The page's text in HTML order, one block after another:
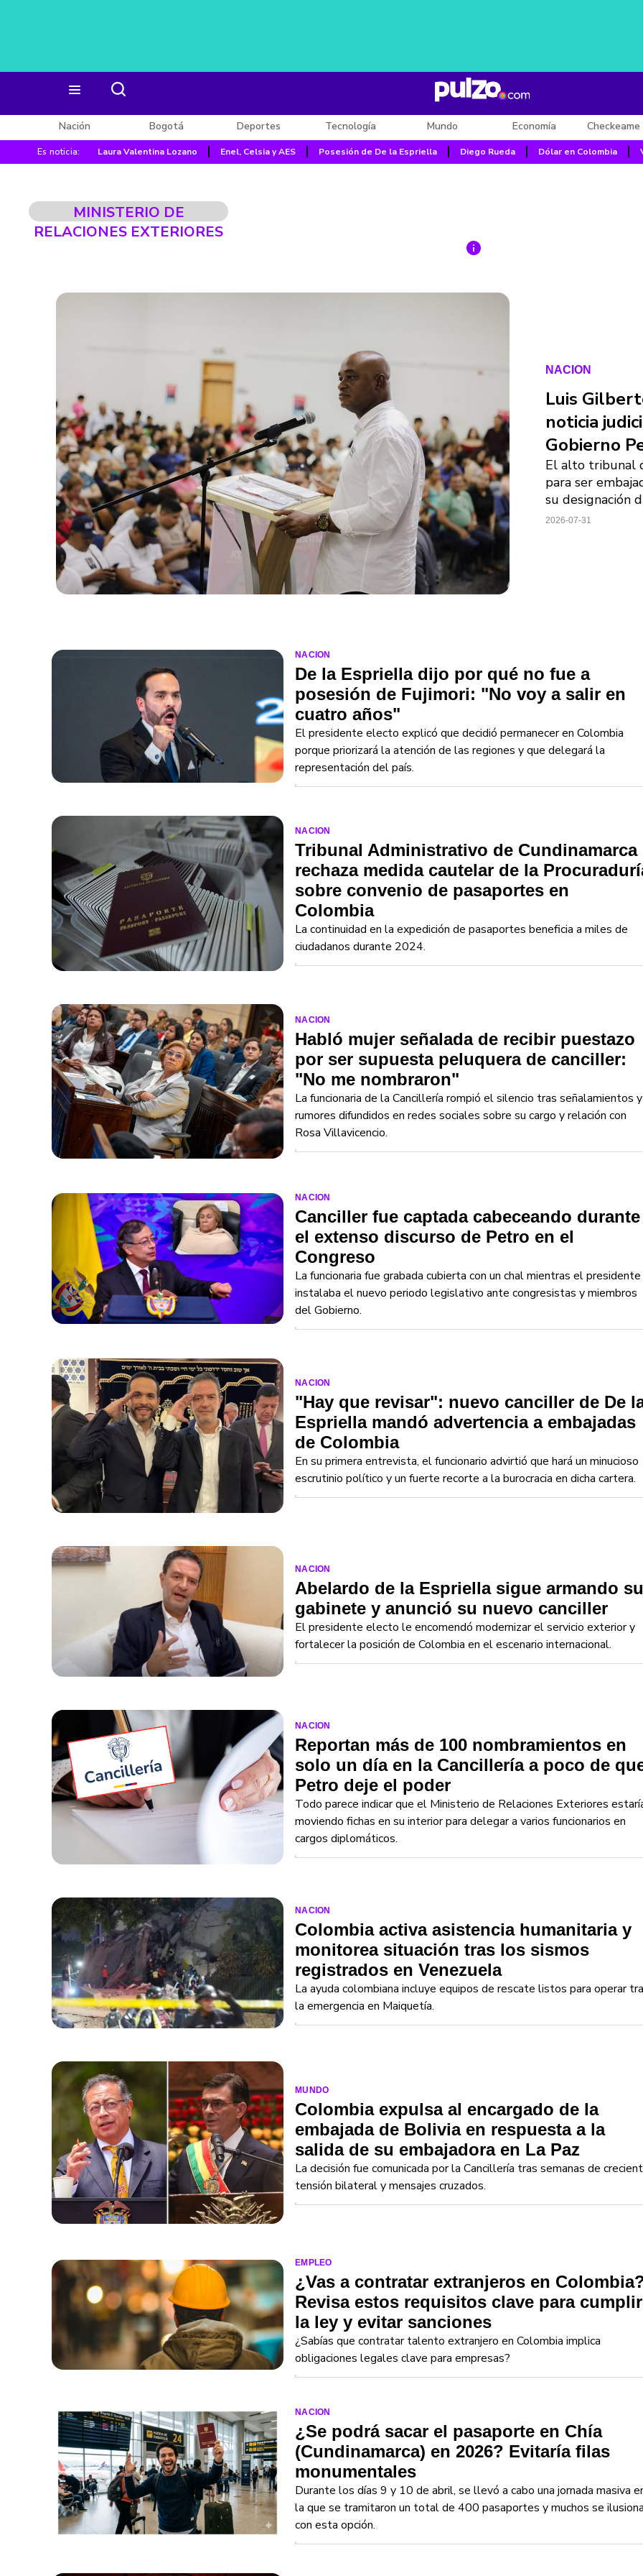
Nación Bogotá Deportes Tecnología Mundo Economía
Es noticia: Laura Valentina Lozano Enel, Celsia y AES Posesión de De la Espriella Diego Rueda Dólar en Colombia
MINISTERIO DE
RELACIONES EXTERIORES
NACION
Luis
noticia
Gobierno
El alto tribunal
para ser
su designación
2026-07-31
NACION
De la Espriella dijo por qué no fue a
posesión de Fujimori: "No voy a salir en
cuatro años"
El presidente electo explicó que decidió permanecer en Colombia
porque priorizará la atención de las regiones y que delegará la
representación del país.
NACION
Tribunal Administrativo de Cundinamarca
rechaza medida cautelar de la
sobre convenio de pasaportes en
Colombia
La continuidad en la expedición de pasaportes beneficia a miles de
ciudadanos durante 2024.
NACION
Habló mujer señalada de recibir puestazo
por ser supuesta peluquera de canciller:
"No me nombraron"
La funcionaria de la Cancillería rompió el silencio tras señalamientos y
rumores difundidos en redes sociales sobre su cargo y relación con
Rosa Villavicencio.
NACION
Canciller fue captada cabeceando durante
el extenso discurso de Petro en el
Congreso
La funcionaria fue grabada cubierta con un chal mientras el presidente
instalaba el nuevo periodo legislativo ante congresistas y miembros
del Gobierno.
NACION
"Hay que revisar": nuevo canciller de De
Espriella mandó advertencia a embajadas
de Colombia
En su primera entrevista, el funcionario advirtió que hará un minucioso
escrutinio político y un fuerte recorte a la burocracia en dicha cartera.
NACION
Abelardo de la Espriella sigue armando su
gabinete y anunció su nuevo canciller
El presidente electo le encomendó modernizar el servicio exterior y
fortalecer la posición de Colombia en el escenario internacional.
NACION
Reportan más de 100 nombramientos en
solo un día en la Cancillería a poco de
Petro deje el poder
Todo parece indicar que el Ministerio de Relaciones Exteriores
moviendo fichas en su interior para delegar a varios funcionarios en
cargos diplomáticos.
NACION
Colombia activa asistencia humanitaria y
monitorea situación tras los sismos
registrados en Venezuela
La ayuda colombiana incluye equipos de rescate listos para operar
la emergencia en Maiquetía.
MUNDO
Colombia expulsa al encargado de la
embajada de Bolivia en respuesta a la
salida de su embajadora en La Paz
La decisión fue comunicada por la Cancillería tras semanas de
tensión bilateral y mensajes cruzados.
EMPLEO
¿Vas a contratar extranjeros en
Revisa estos requisitos clave para cumplir
la ley y evitar sanciones
¿Sabías que contratar talento extranjero en Colombia implica
obligaciones legales clave para empresas?
NACION
¿Se podrá sacar el pasaporte en Chía
(Cundinamarca) en 2026? Evitaría filas
monumentales
Durante los días 9 y 10 de abril, se llevó a cabo una jornada masiva
la que se tramitaron un total de 400 pasaportes y muchos se
con esta opción.